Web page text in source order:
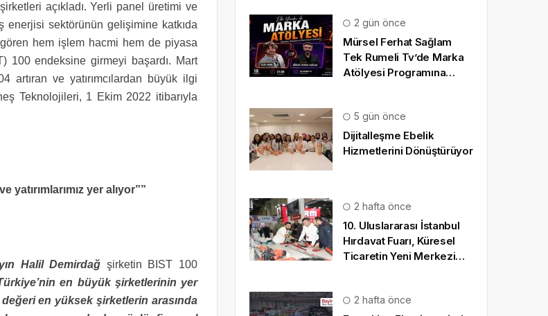
açıkladı. Yerli panel üretimi ve
enerjisi sektörünün gelişimine katkıda
hem işlem hacmi hem de piyasa
100 endeksine girmeyi başardı. Mart
artıran ve yatırımcılardan büyük ilgi
Teknolojileri, 1 Ekim 2022 itibarıyla
yatırımlarımız yer alıyor””
Halil Demirdağ şirketin BIST 100
en büyük şirketlerinin yer
en yüksek şirketlerin arasında
2 gün önce
Mürsel Ferhat Sağlam
Tek Rumeli Tv’de Marka
Atölyesi Programına
5 gün önce
Dijitalleşme Ebelik
Hizmetlerini Dönüştürüyor
2 hafta önce
10. Uluslararası İstanbul
Hırdavat Fuarı, Küresel
Ticaretin Yeni Merkezi
2 hafta önce